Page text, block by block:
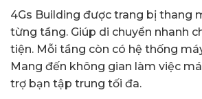
4Gs Building được trang bị thang
từng tầng. Giúp di chuyển nhanh
tiện. Mỗi tầng còn có hệ thống
Mang đến không gian làm việc
trợ bạn tập trung tối đa.